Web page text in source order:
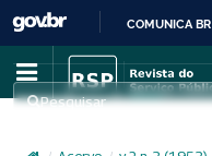
COMUNICA BR
Pesquisar